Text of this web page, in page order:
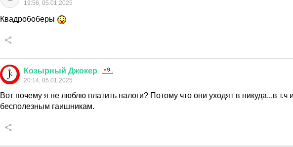
19:56, 05.01.2025
Квадробоберы
Козырный Джокер
20:14, 05.01.2025
Вот почему я не люблю платить налоги? Потому что они уходят в никуда...в т.ч
бесполезным гаишникам.